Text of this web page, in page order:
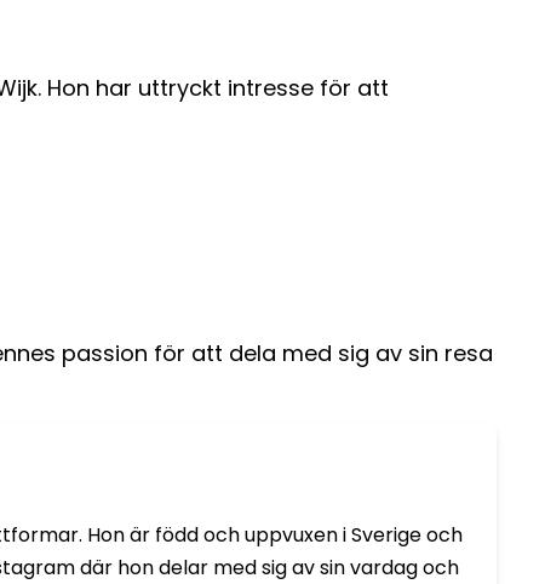
Hon har uttryckt intresse för att
passion för att dela med sig av sin resa
Hon är född och uppvuxen i Sverige och
där hon delar med sig av sin vardag och